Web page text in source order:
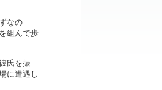
なの
組んで歩
氏を振
に遭遇し